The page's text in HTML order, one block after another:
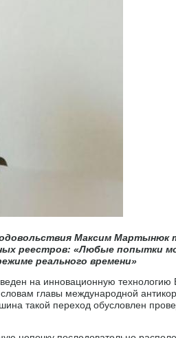
Максим Мартынюк
реестров: «Любые попытки
реального времени»
на инновационную технологию
главы международной
такой переход обусловлен